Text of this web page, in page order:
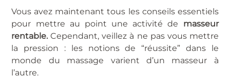
Vous avez maintenant tous les conseils essentiels
pour mettre au point une activité de masseur
rentable. Cependant, veillez à ne pas vous mettre
la pression : les notions de “réussite” dans le
monde du massage varient d’un masseur à
l’autre.